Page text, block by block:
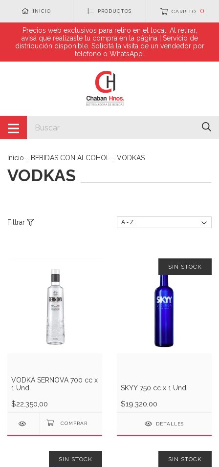
INICIO PRODUCTOS CARRITO 0
Precios web exclusivos para retiro en el local. Al retirar,
avisá que realizaste tu compra en la página | Servicio de
distribución disponible. Solicitá la visita de un vendedor por
teléfono o WhatsApp.
Inicio - BEBIDAS CON ALCOHOL - VODKAS
VODKAS
Filtrar
VODKA SERNOVA 700 cc x
1 Und
$22.350,00
SIN STOCK
SKYY 750 cc x 1 Und
$19.320,00
DETALLES
SIN STOCK SIN STOCK